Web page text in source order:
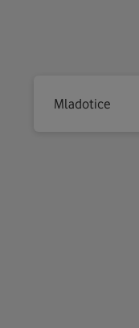
Mladotice